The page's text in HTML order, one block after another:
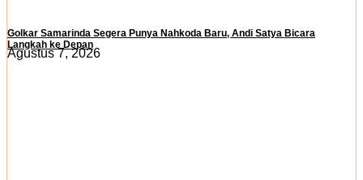
Golkar Samarinda Segera Punya Nahkoda Baru, Andi Satya Bicara
Langkah ke Depan
Agustus 7, 2026